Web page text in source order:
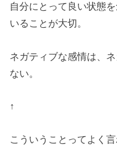
自分にとって良い状態
いることが大切。
ネガティブな感情は、
ない。
↑
こういうことってよく